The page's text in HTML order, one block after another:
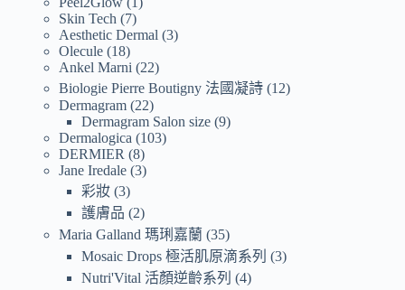
Skin Tech
7
Aesthetic Dermal 3
Olecule 18
Ankel Marni
22
Biologie Pierre Boutigny 法國凝詩 12
Dermagram 22
Dermagram Salon size 9
Dermalogica
103
DERMIER
8
Jane Iredale 3
彩妝 3
護膚品
2
Maria Galland 瑪琍嘉蘭 35
Mosaic Drops 極活肌原滴系列
3
Nutri'Vital 活顏逆齡系列
4